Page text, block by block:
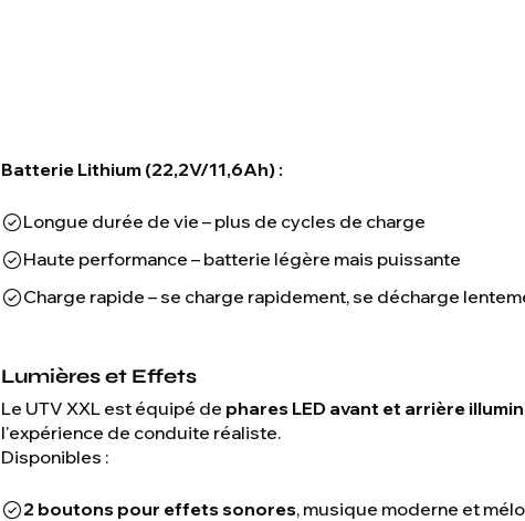
Batterie Lithium (22,2V/11,6Ah) :
Longue durée de vie – plus de cycles de charge
Haute performance – batterie légère mais puissante
Charge rapide – se charge rapidement, se décharge
Lumières et Effets
Le UTV XXL est équipé de phares LED avant et arrière
l'expérience de conduite réaliste.
Disponibles :
2 boutons pour effets sonores, musique moderne et